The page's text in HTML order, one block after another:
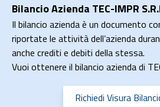
Bilancio Azienda TEC-IMPR
Il bilancio azienda è un documento
riportate le attività dell’azienda
anche crediti e debiti della stessa.
Vuoi ottenere il bilancio azienda di
Richiedi Visura